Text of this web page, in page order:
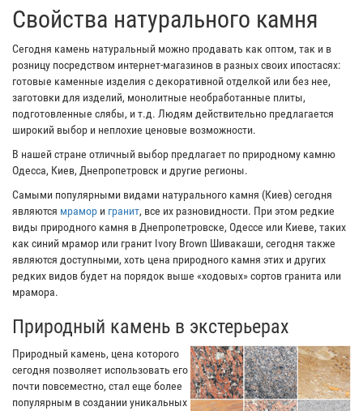
Свойства натурального камня
Сегодня камень натуральный можно продавать как оптом, так и в
розницу посредством интернет-магазинов в разных своих ипостасях:
готовые каменные изделия с декоративной отделкой или без нее,
заготовки для изделий, монолитные необработанные плиты,
подготовленные слябы, и т.д. Людям действительно предлагается
широкий выбор и неплохие ценовые возможности.
В нашей стране отличный выбор предлагает по природному камню
Одесса, Киев, Днепропетровск и другие регионы.
Самыми популярными видами натурального камня (Киев) сегодня
являются мрамор и гранит, все их разновидности. При этом редкие
виды природного камня в Днепропетровске, Одессе или Киеве, таких
как синий мрамор или гранит Ivory Brown Шивакаши, сегодня также
являются доступными, хоть цена природного камня этих и других
редких видов будет на порядок выше «ходовых» сортов гранита или
мрамора.
Природный камень в экстерьерах
Природный камень, цена которого
сегодня позволяет использовать его
почти повсеместно, стал еще более
популярным в создании уникальных